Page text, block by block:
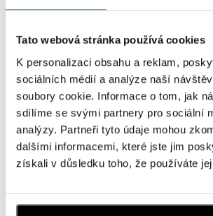
Tato webová stránka používá cookies
K personalizaci obsahu a reklam,
sociálních médií a analýze naší
soubory cookie. Informace o tom, jak
sdílíme se svými partnery pro sociální
analýzy. Partneři tyto údaje mohou
dalšími informacemi, které jste jim
získali v důsledku toho, že používáte
ALOVE
ALOVE